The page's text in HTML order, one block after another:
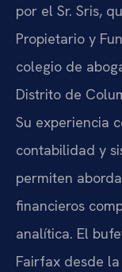
por el Sr. Sris,
Propietario y
colegio de
Distrito de
Su experiencia
contabilidad y
permiten
financieros
analítica. El
Fairfax desde